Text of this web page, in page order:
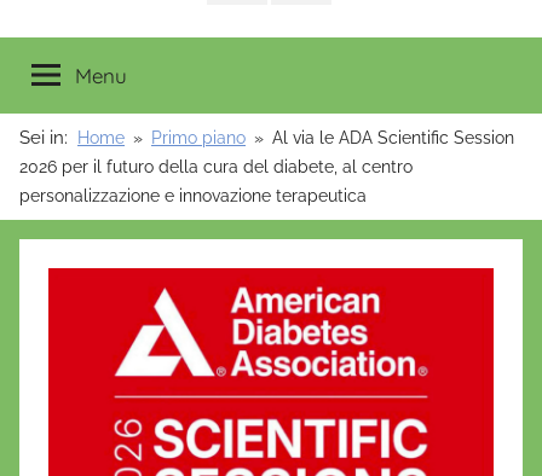
Menu
Sei in: Home Primo piano
Al via le ADA Scientific Session
2026 per il futuro della cura del diabete, al centro
personalizzazione e innovazione terapeutica